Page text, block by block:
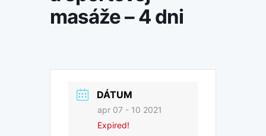
masáže – 4 dni
DÁTUM
apr 07 - 10 2021
Expired!